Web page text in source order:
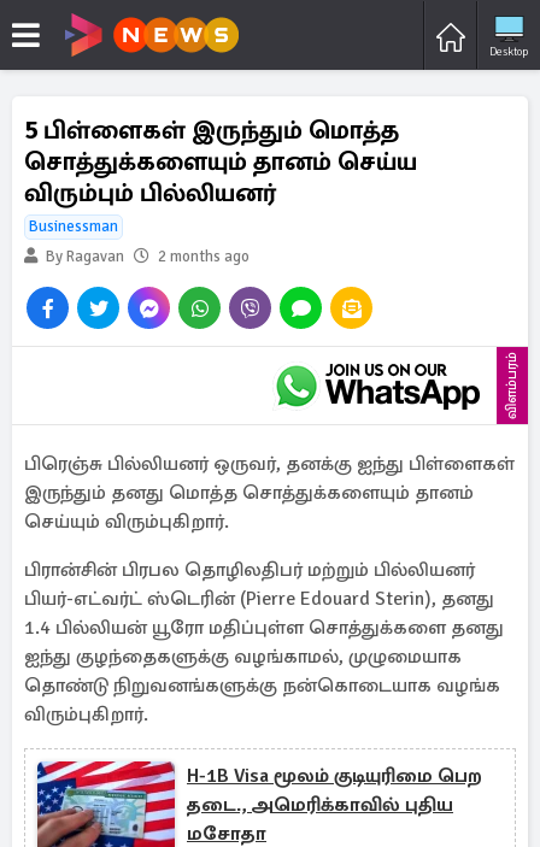
Desktop
5 பிள்ளைகள் இருந்தும் மொத்த
சொத்துக்களையும் தானம் செய்ய
விரும்பும் பில்லியனர்
Businessman
By Ragavan
2 months ago
விளம்பரம்
பிரெஞ்சு பில்லியனர் ஒருவர், தனக்கு ஐந்து பிள்ளைகள்
இருந்தும் தனது மொத்த சொத்துக்களையும் தானம்
செய்யும் விரும்புகிறார்.
பிரான்சின் பிரபல தொழிலதிபர் மற்றும் பில்லியனர்
பியர்-எட்வர்ட் ஸ்டெரின் (Pierre Edouard Sterin), தனது
1.4 பில்லியன் யூரோ மதிப்புள்ள சொத்துக்களை தனது
ஐந்து குழந்தைகளுக்கு வழங்காமல், முழுமையாக
தொண்டு நிறுவனங்களுக்கு நன்கொடையாக வழங்க
விரும்புகிறார்.
H-1B Visa மூலம் குடியுரிமை பெற
தடை., அமெரிக்காவில் புதிய
மசோதா